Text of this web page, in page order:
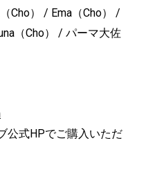
Cho） / Ema（Cho） /
（Cho） / パーマ大佐
公式HPでご購入いただ